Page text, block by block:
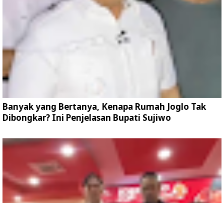
Banyak yang Bertanya, Kenapa Rumah Joglo Tak
Dibongkar? Ini Penjelasan Bupati Sujiwo